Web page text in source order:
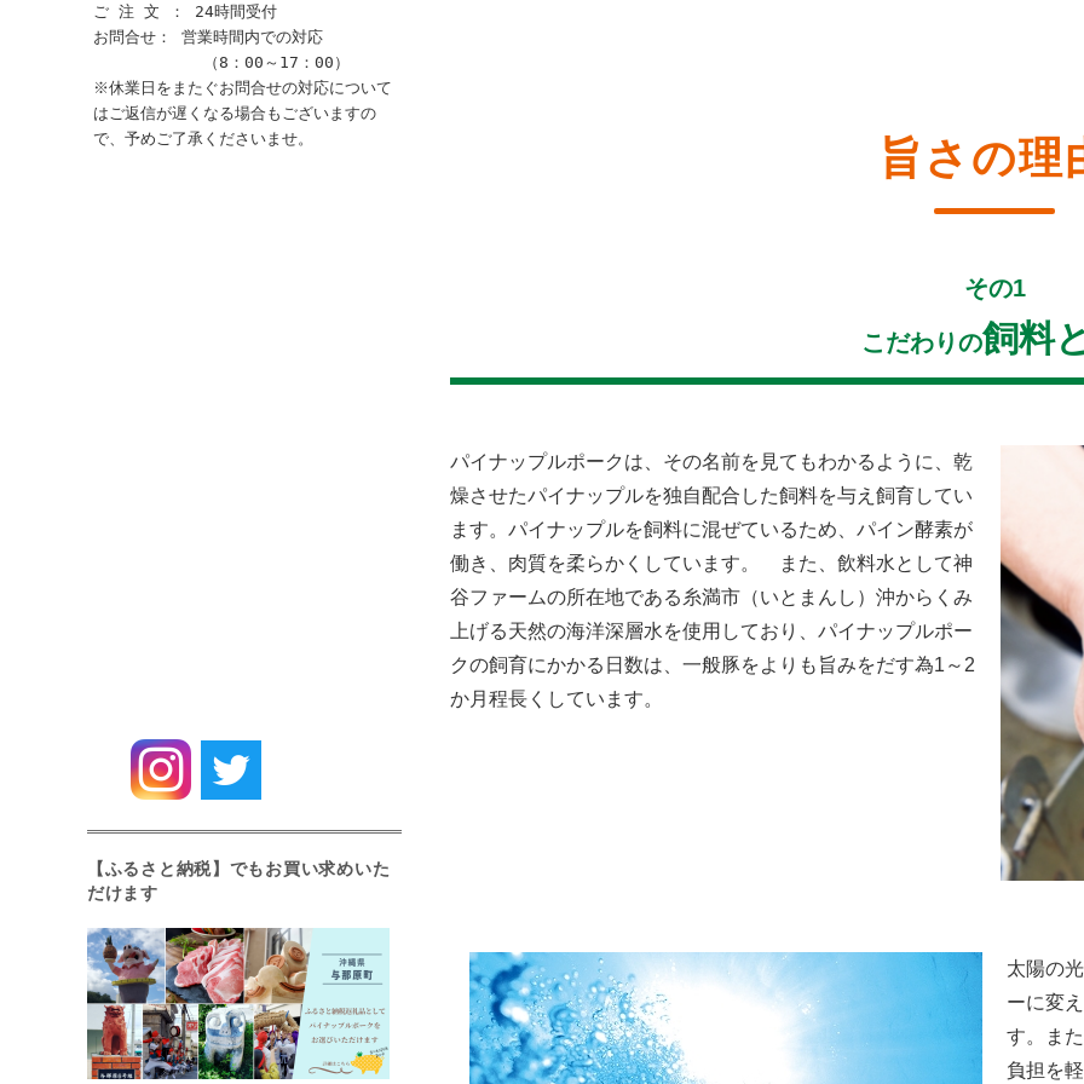
旨さ の理
その1
こだわりの飼料
パイナップルポークは、その名前を見てもわかるように、乾
燥させたパイナップルを独自配合した飼料を与え飼育してい
ます。パイナップルを飼料に混ぜているため、パイン酵素が
働き、肉質を柔らかくしています。 また、飲料水として神
谷ファームの所在地である糸満市（いとまんし）沖からくみ
上げる天然の海洋深層水を使用しており、パイナップルポー
クの飼育にかかる日数は、一般豚をよりも旨みをだす為1～2
か月程長くしています。
太陽の
ーに変
す。ま
負担を
ご 注 文 ： 24時間受付
お問合せ： 営業時間内での対応
（8：00～17：00）
※休業日をまたぐお問合せの対応について
はご返信が遅くなる場合もございますの
で、予めご了承くださいませ。
【ふるさと納税】でもお買い求めいた
だけます